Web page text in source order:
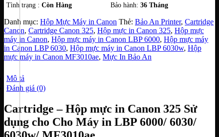
Tình trạng : Còn Hàng Bảo hành: 36 Tháng
Danh mục: Hộp Mực Máy in Canon Thẻ: Bảo An Printer, Cartridge
Canon, Cartridge Canon 325, Hộp mực in Canon 325, Hộp mực
máy in Canon, Hộp mực máy in Canon LBP 6000, Hộp mực máy
in Canon LBP 6030, Hộp mực máy in Canon LBP 6030w, Hộp
mực máy in Canon MF3010ae, Mực In Bảo An
Mô tả
Đánh giá (0)
Cartridge – Hộp mực in Canon 325 Sử
dụng cho Cho Máy in LBP 6000/ 6030/